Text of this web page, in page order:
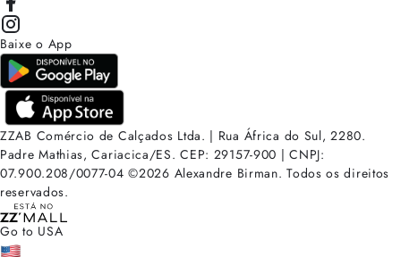
Baixe o App
ZZAB Comércio de Calçados Ltda. | Rua África do Sul, 2280.
Padre Mathias, Cariacica/ES. CEP: 29157-900 | CNPJ:
07.900.208/0077-04 ©2026 Alexandre Birman. Todos os direitos
reservados.
Go to USA